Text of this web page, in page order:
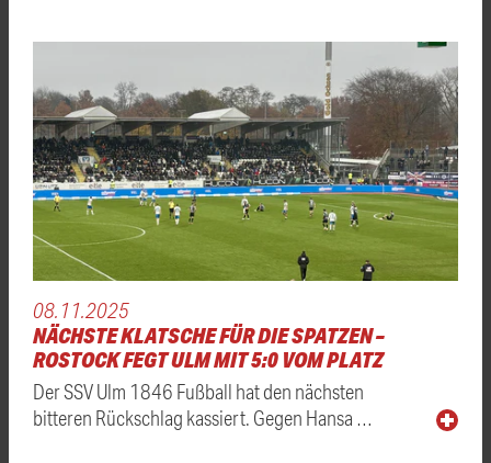
08.11.2025
NÄCHSTE KLATSCHE FÜR DIE SPATZEN –
ROSTOCK FEGT ULM MIT 5:0 VOM PLATZ
Der SSV Ulm 1846 Fußball hat den nächsten
bitteren Rückschlag kassiert. Gegen Hansa …